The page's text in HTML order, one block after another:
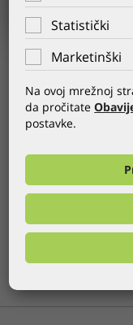
AUFTRAGGEBER:
JAHR:04.07.2006.
KATEGORIE: Website,
WEB: http://
Die neue EFZG Site
neue Studenten
FRÜHER
Statistički
Marketinški
Na ovoj mrežnoj
da pročitate
postavke.